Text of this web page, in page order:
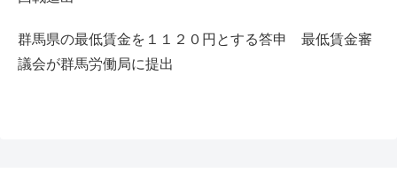
群馬県の最低賃金を１１２０円とする答申 最低賃金審
議会が群馬労働局に提出